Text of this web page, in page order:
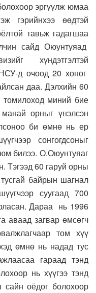
эргүүлж юмаа
гэрийнхээ өөдтэй
тавьж гадагшаа
сайд Оюунтуяад
хүндэтгэлтэй
д очоод 20 хоног
даа. Дэлхийн 60
миний бие
орныг үнэлсэн
би өмнө нь ер
сонгогдсоныг
билээ. О.Оюунтуяаг
Тэгээд 60 гаруй орны
байрын шагнал
суугаад 700
Дараа нь 1996
аваад загвар өмсөгч
том хүү
өмнө нь надад тус
гараад тэнд
нь хүүгээ тэнд
оёдог болохоор